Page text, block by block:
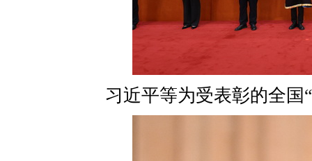
习近平等为受表彰的全国